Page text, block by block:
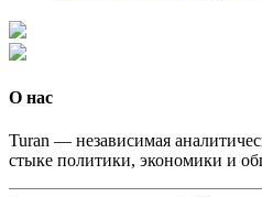
О нас
Turan — независимая
стыке политики, экономики и